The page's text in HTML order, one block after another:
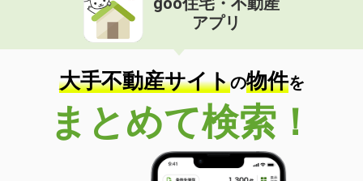
アプリ
大手不動産サイトの物件を
まとめて検索！